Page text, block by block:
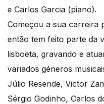
e Carlos Garcia (piano).
Começou a sua carreira
então tem feito parte da
lisboeta, gravando e
variados géneros
Júlio Resende, Victor
Sérgio Godinho, Carlos